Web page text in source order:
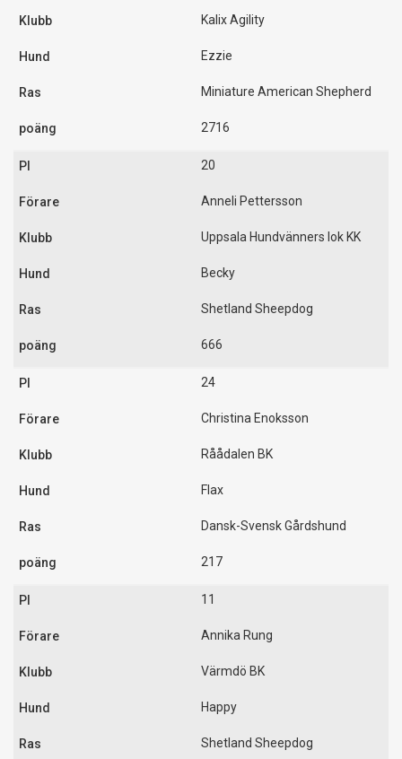
Kalix Agility
Ezzie
Miniature American Shepherd
2716
20
Anneli Pettersson
Uppsala Hundvänners lok KK
Becky
Shetland Sheepdog
666
24
Christina Enoksson
Råådalen BK
Flax
Dansk-Svensk Gårdshund
217
11
Annika Rung
Värmdö BK
Happy
Shetland Sheepdog